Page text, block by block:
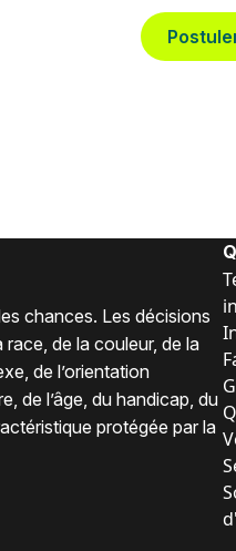
chances. Les décisions
de la couleur, de la
de l’orientation
de l’âge, du handicap, du
protégée par la